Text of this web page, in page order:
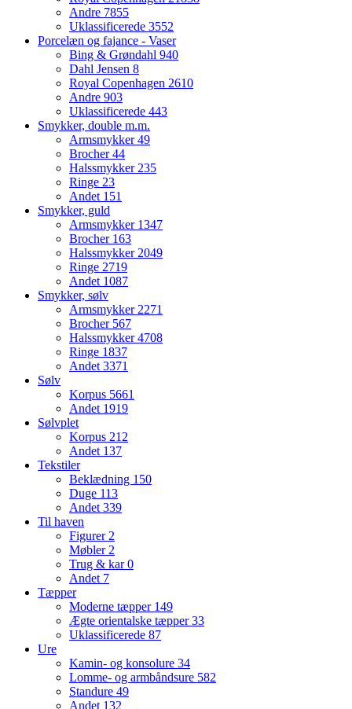
Andre 7855
Uklassificerede 3552
Porcelæn og fajance - Vaser
Bing & Grøndahl 940
Dahl Jensen 8
Royal Copenhagen 2610
Andre 903
Uklassificerede 443
Smykker, double m.m.
Armsmykker49
Brocher44
Halssmykker235
Ringe 23
Andet 151
Smykker, guld
Armsmykker 1347
Brocher 163
Halssmykker2049
Ringe 2719
Andet 1087
Smykker, sølv
Armsmykker2271
Brocher 567
Halssmykker4708
Ringe 1837
Andet3371
Sølv
Korpus 5661
Andet 1919
Sølvplet
Korpus 212
Andet 137
Tekstiler
Beklædning 150
Duge 113
Andet339
Til haven
Figurer2
Møbler2
Trug & kar0
Andet 7
Tæpper
Moderne tæpper 149
Ægte orientalske tæpper33
Uklassificerede 87
Ure
Kamin- og konsolure 34
Lomme- og armbåndsure 582
Standure 49
Andet 132